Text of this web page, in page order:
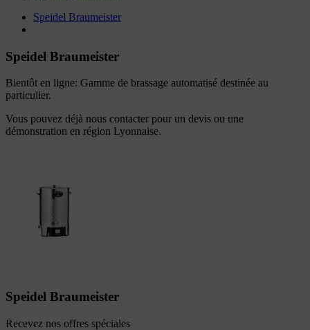
Speidel Braumeister
Speidel Braumeister
Bientôt en ligne: Gamme de brassage automatisé destinée au
particulier.
Vous pouvez déjà nous contacter pour un devis ou une
démonstration en région Lyonnaise.
Speidel Braumeister
Recevez nos offres spéciales